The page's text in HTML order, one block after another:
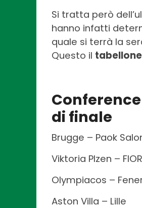
Si tratta però
hanno infatti
quale si terrà la
Questo il
di finale
Brugge – Paok
Viktoria Plzen –
Olympiacos –
Aston Villa – Lille